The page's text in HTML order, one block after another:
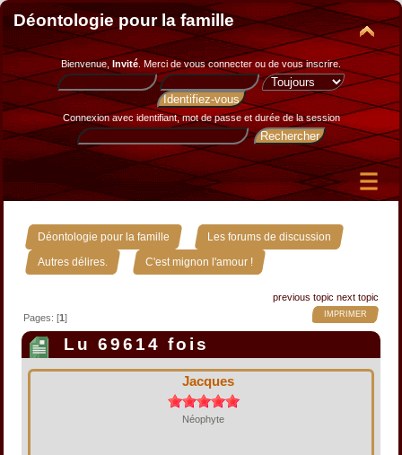
Déontologie pour la famille
Bienvenue, Invité. Merci devous connecter ou de vous inscrire.
Connexion avec identifiant, mot de passe et durée de la session
Déontologie pour la famille » Les forums de discussion »
Autres délires. » C'est mignon l'amour !
previous topic next topic
IMPRIMER
Pages: [1]
Lu 69614 fois
Jacques
Néophyte